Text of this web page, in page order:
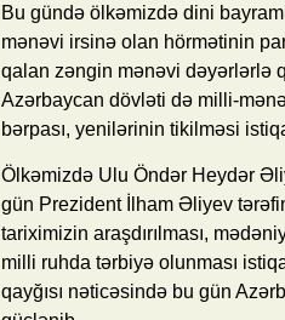
Bu gündə ölkəmizdə dini
mənəvi irsinə olan hörmətinin
qalan zəngin mənəvi dəyərlərlə
Azərbaycan dövləti də milli-
bərpası, yenilərinin tikilməsi
Ölkəmizdə Ulu Öndər Heydər
gün Prezident İlham Əliyev
tariximizin araşdırılması,
milli ruhda tərbiyə olunması
qayğısı nəticəsində bu gün